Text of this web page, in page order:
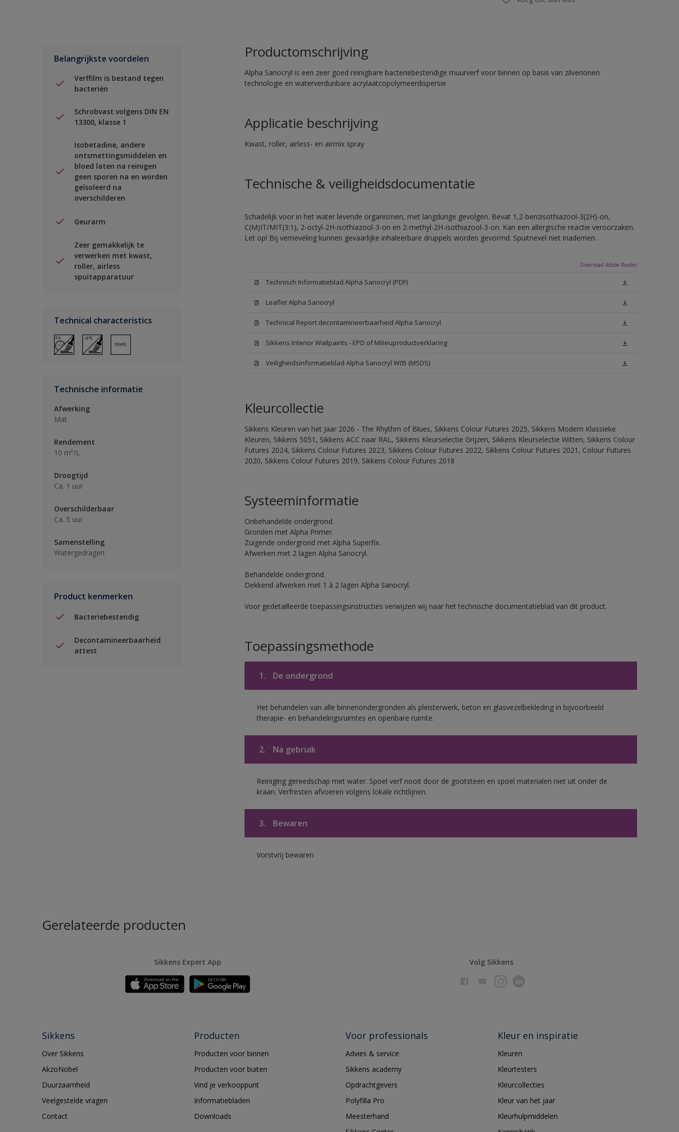
Belangrijkste voordelen
Verffilm is bestand tegen
bacteriën
Schrobvast volgens DIN EN
13300, klasse 1
Isobetadine, andere
ontsmettingsmiddelen en
bloed laten na reinigen
geen sporen na en worden
geïsoleerd na
overschilderen
Geurarm
Zeer gemakkelijk te
verwerken met kwast,
roller, airless
spuitapparatuur
Technical characteristics
Technische informatie
Afwerking
Mat
Rendement
10 m²/L
Droogtijd
Ca. 1 uur
Overschilderbaar
Ca. 5 uur
Samenstelling
Watergedragen
Product kenmerken
Bacteriebestendig
Decontamineerbaarheid
attest
Productomschrijving
Alpha Sanocryl is een zeer goed reinigbare bacteriebestendige muurverf voor binnen op basis van zilverionen
technologie en waterverdunbare acrylaatcopolymeerdispersie
Applicatie beschrijving
Kwast, roller, airless- en airmix spray
Technische & veiligheidsdocumentatie
Schadelijk voor in het water levende organismen, met langdurige gevolgen. Bevat 1,2-benzisothiazool-3(2H)-on,
C(M)IT/MIT(3:1), 2-octyl-2H-isothiazool-3-on en 2-methyl-2H-isothiazool-3-on. Kan een allergische reactie veroorzaken.
Let op! Bij verneveling kunnen gevaarlijke inhaleerbare druppels worden gevormd. Spuitnevel niet inademen.
Download Adobe Reader
Technisch Informatieblad Alpha Sanocryl (PDF)
Leaflet Alpha Sanocryl
Technical Report decontamineerbaarheid Alpha Sanocryl
Sikkens Interior Wallpaints - EPD of Milieuproductverklaring
Veiligheidsinformatieblad Alpha Sanocryl W05 (MSDS)
Kleurcollectie
Sikkens Kleuren van het Jaar 2026 - The Rhythm of Blues, Sikkens Colour Futures 2025, Sikkens Modern Klassieke
Kleuren, Sikkens 5051, Sikkens ACC naar RAL, Sikkens Kleurselectie Grijzen, Sikkens Kleurselectie Witten, Sikkens Colour
Futures 2024, Sikkens Colour Futures 2023, Sikkens Colour Futures 2022, Sikkens Colour Futures 2021, Colour Futures
2020, Sikkens Colour Futures 2019, Sikkens Colour Futures 2018
Systeeminformatie
Onbehandelde ondergrond.
Gronden met Alpha Primer.
Zuigende ondergrond met Alpha Superfix.
Afwerken met 2 lagen Alpha Sanocryl.
Behandelde ondergrond.
Dekkend afwerken met 1 à 2 lagen Alpha Sanocryl.
Voor gedetailleerde toepassingsinstructies verwijzen wij naar het technische documentatieblad van dit product.
Toepassingsmethode
1. De ondergrond
Het behandelen van alle binnenondergronden als pleisterwerk, beton en glasvezelbekleding in bijvoorbeeld
therapie- en behandelingsruimtes en openbare ruimte.
2. Na gebruik
Reiniging gereedschap met water. Spoel verf nooit door de gootsteen en spoel materialen niet uit onder de
kraan. Verfresten afvoeren volgens lokale richtlijnen.
3. Bewaren
Vorstvrij bewaren
Gerelateerde producten
Sikkens Expert App Volg Sikkens
Sikkens
Over Sikkens
AkzoNobel
Duurzaamheid
Veelgestelde vragen
Contact
Producten
Producten voor binnen
Producten voor buiten
Vind je verkooppunt
Informatiebladen
Downloads
Voor professionals
Advies & service
Sikkens academy
Opdrachtgevers
Polyfilla Pro
Meesterhand
Kleur en inspiratie
Kleuren
Kleurtesters
Kleurcollecties
Kleur van het jaar
Kleurhulpmiddelen